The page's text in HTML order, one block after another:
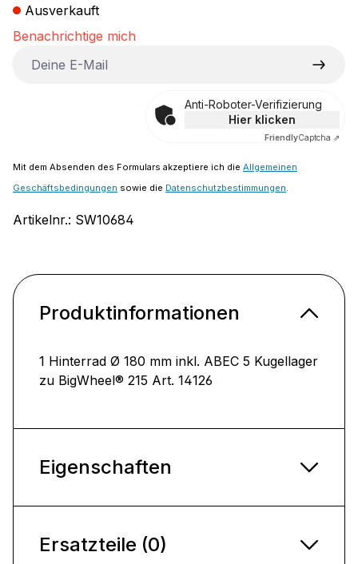
Ausverkauft
Benachrichtige mich
Anti-Roboter-Verifizierung
Hier klicken
FriendlyCaptcha ⇗
Mit dem Absenden des Formulars akzeptiere ich die Allgemeinen
Geschäftsbedingungen sowie die Datenschutzbestimmungen
Artikelnr.: SW10684
Produktinformationen
1 Hinterrad Ø 180 mm inkl. ABEC 5 Kugellager
zu BigWheel® 215 Art. 14126
Eigenschaften
Ersatzteile (0)